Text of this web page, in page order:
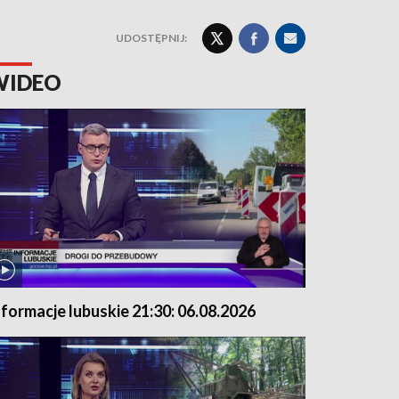
UDOSTĘPNIJ:
lubuskie 21:30: 06.08.2026